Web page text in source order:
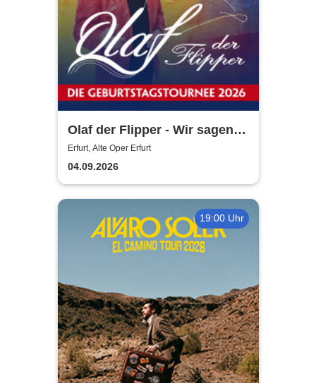
Olaf der Flipper - Wir sagen
Dankeschön! 80 Jahre - Die
Geburtstagstournee 2026
Erfurt, Alte Oper Erfurt
04.09.2026
19:00 Uhr